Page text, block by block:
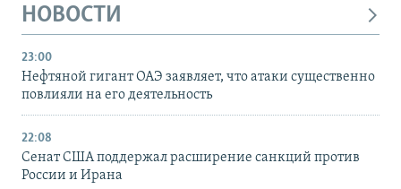
НОВОСТИ
23:00
Нефтяной гигант ОАЭ заявляет, что атаки существенно
повлияли на его деятельность
22:08
Сенат США поддержал расширение санкций против
России и Ирана